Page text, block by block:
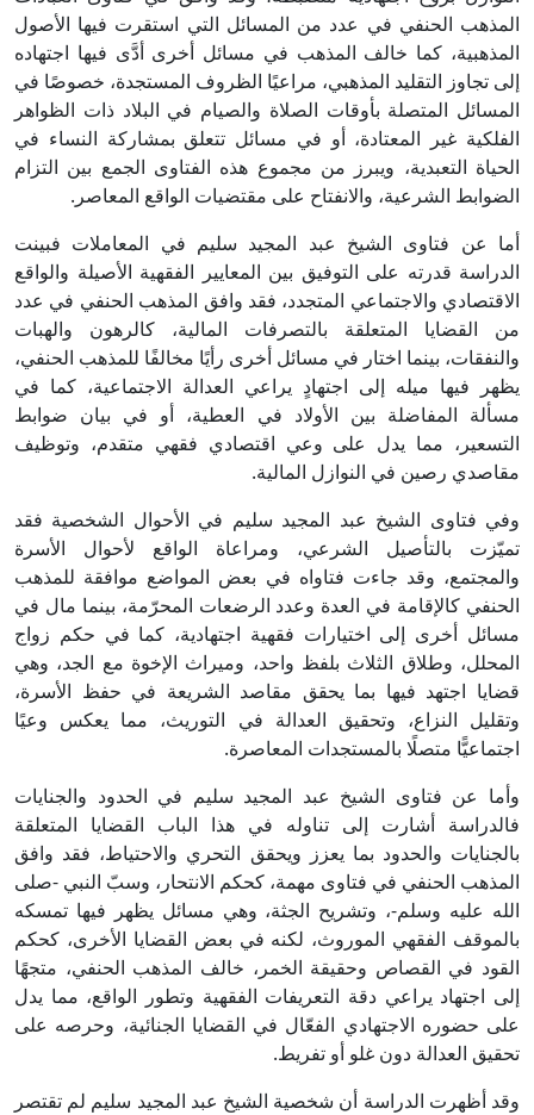
المذهب الحنفي في عدد من المسائل التي استقرت فيها الأصول
المذهبية، كما خالف المذهب في مسائل أخرى أدَّى فيها اجتهاده
إلى تجاوز التقليد المذهبي، مراعيًا الظروف المستجدة، خصوصًا في
المسائل المتصلة بأوقات الصلاة والصيام في البلاد ذات الظواهر
الفلكية غير المعتادة، أو في مسائل تتعلق بمشاركة النساء في
الحياة التعبدية، ويبرز من مجموع هذه الفتاوى الجمع بين التزام
الضوابط الشرعية، والانفتاح على مقتضيات الواقع المعاصر.
أما عن فتاوى الشيخ عبد المجيد سليم في المعاملات فبينت
الدراسة قدرته على التوفيق بين المعايير الفقهية الأصيلة والواقع
الاقتصادي والاجتماعي المتجدد، فقد وافق المذهب الحنفي في عدد
من القضايا المتعلقة بالتصرفات المالية، كالرهون والهبات
والنفقات، بينما اختار في مسائل أخرى رأيًا مخالفًا للمذهب الحنفي،
يظهر فيها ميله إلى اجتهادٍ يراعي العدالة الاجتماعية، كما في
مسألة المفاضلة بين الأولاد في العطية، أو في بيان ضوابط
التسعير، مما يدل على وعي اقتصادي فقهي متقدم، وتوظيف
مقاصدي رصين في النوازل المالية.
وفي فتاوى الشيخ عبد المجيد سليم في الأحوال الشخصية فقد
تميّزت بالتأصيل الشرعي، ومراعاة الواقع لأحوال الأسرة
والمجتمع، وقد جاءت فتاواه في بعض المواضع موافقة للمذهب
الحنفي كالإقامة في العدة وعدد الرضعات المحرّمة، بينما مال في
مسائل أخرى إلى اختيارات فقهية اجتهادية، كما في حكم زواج
المحلل، وطلاق الثلاث بلفظ واحد، وميراث الإخوة مع الجد، وهي
قضايا اجتهد فيها بما يحقق مقاصد الشريعة في حفظ الأسرة،
وتقليل النزاع، وتحقيق العدالة في التوريث، مما يعكس وعيًا
اجتماعيًّا متصلًا بالمستجدات المعاصرة.
وأما عن فتاوى الشيخ عبد المجيد سليم في الحدود والجنايات
فالدراسة أشارت إلى تناوله في هذا الباب القضايا المتعلقة
بالجنايات والحدود بما يعزز ويحقق التحري والاحتياط، فقد وافق
المذهب الحنفي في فتاوى مهمة، كحكم الانتحار، وسبّ النبي -صلى
الله عليه وسلم-، وتشريح الجثة، وهي مسائل يظهر فيها تمسكه
بالموقف الفقهي الموروث، لكنه في بعض القضايا الأخرى، كحكم
القود في القصاص وحقيقة الخمر، خالف المذهب الحنفي، متجهًا
إلى اجتهاد يراعي دقة التعريفات الفقهية وتطور الواقع، مما يدل
على حضوره الاجتهادي الفعّال في القضايا الجنائية، وحرصه على
تحقيق العدالة دون غلو أو تفريط.
وقد أظهرت الدراسة أن شخصية الشيخ عبد المجيد سليم لم تقتصر